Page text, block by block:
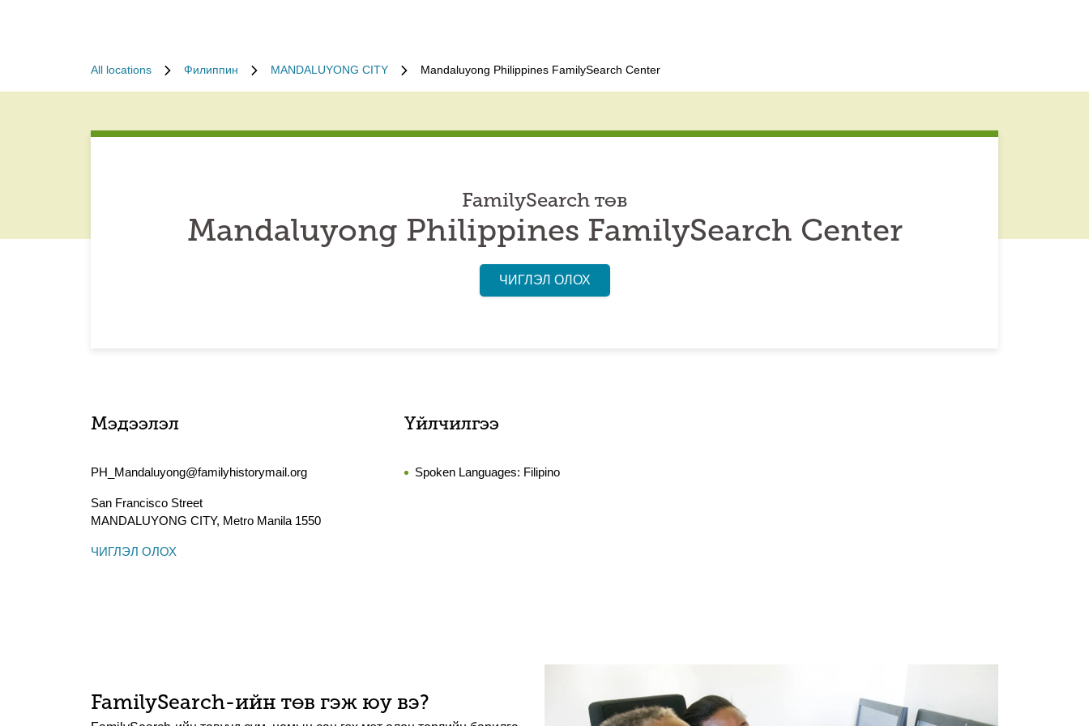
All locations Филиппин MANDALUYONG CITY Mandaluyong Philippines FamilySearch Center
FamilySearch төв
Mandaluyong Philippines FamilySearch Center
ЧИГЛЭЛ ОЛОХ
Мэдээлэл
PH_Mandaluyong@familyhistorymail.org
San Francisco Street
MANDALUYONG CITY, Metro Manila 1550
ЧИГЛЭЛ ОЛОХ
Үйлчилгээ
Spoken Languages: Filipino
FamilySearch-ийн төв гэж юу вэ?